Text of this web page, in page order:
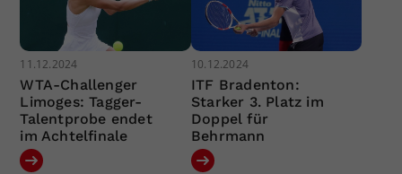
11.12.2024
WTA-Challenger
Limoges: Tagger-
Talentprobe endet
im Achtelfinale
10.12.2024
ITF Bradenton:
Starker 3. Platz im
Doppel für
Behrmann